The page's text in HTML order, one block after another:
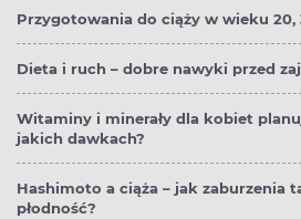
Przygotowania do ciąży w wieku 20,
Dieta i ruch – dobre nawyki przed
Witaminy i minerały dla kobiet
jakich dawkach?
Hashimoto a ciąża – jak zaburzenia
płodność?